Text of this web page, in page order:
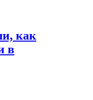
как
в